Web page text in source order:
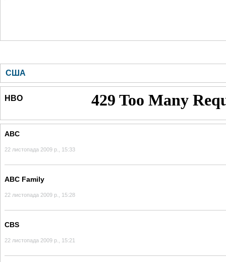
США
HBO
ABC
22 листопада 2009 р., 15:33
ABC Family
22 листопада 2009 р., 15:28
CBS
22 листопада 2009 р., 15:21